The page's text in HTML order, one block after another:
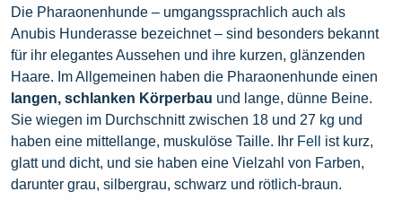
Die Pharaonenhunde – umgangssprachlich auch als
Anubis Hunderasse bezeichnet – sind besonders bekannt
für ihr elegantes Aussehen und ihre kurzen, glänzenden
Haare. Im Allgemeinen haben die Pharaonenhunde einen
langen, schlanken Körperbau und lange, dünne Beine.
Sie wiegen im Durchschnitt zwischen 18 und 27 kg und
haben eine mittellange, muskulöse Taille. Ihr Fell ist kurz,
glatt und dicht, und sie haben eine Vielzahl von Farben,
darunter grau, silbergrau, schwarz und rötlich-braun.